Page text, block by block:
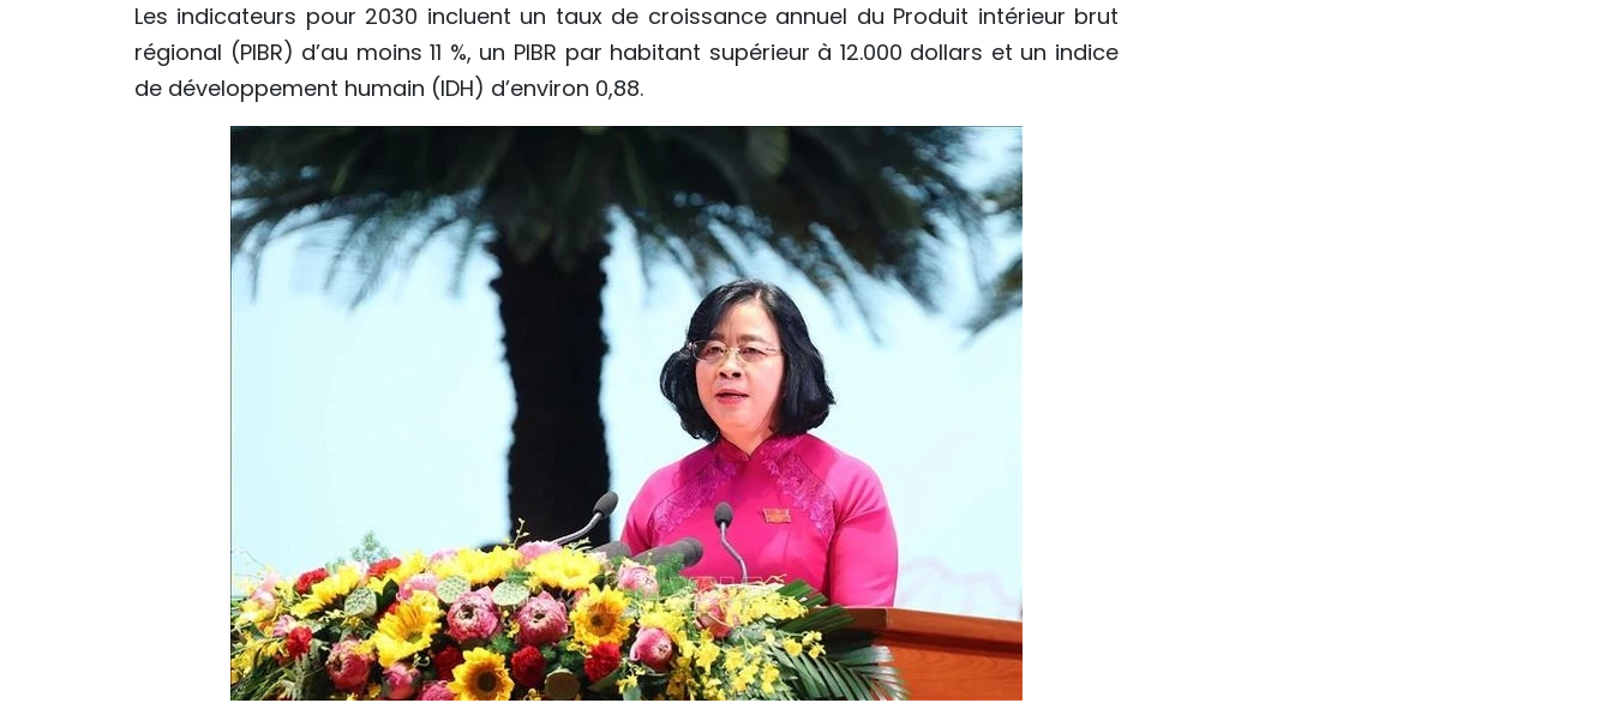
Les indicateurs pour 2030 incluent un taux de croissance annuel du Produit intérieur brut
régional (PIBR) d’au moins 11 %, un PIBR par habitant supérieur à 12.000 dollars et un indice
de développement humain (IDH) d’environ 0,88.